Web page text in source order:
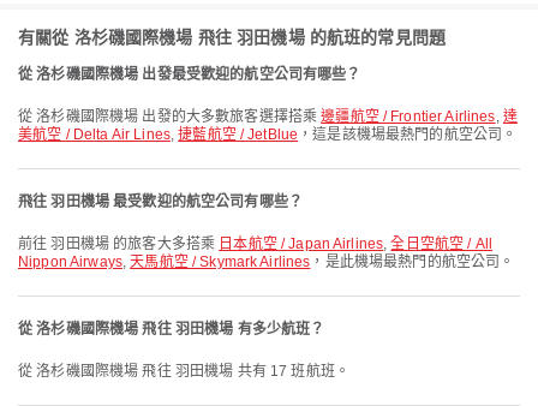
有關從 洛杉磯國際機場 飛往 羽田機場 的航班的常見問題
從 洛杉磯國際機場 出發最受歡迎的航空公司有哪些？
從 洛杉磯國際機場 出發的大多數旅客選擇搭乘邊疆航空 / Frontier Airlines, 達
美航空 / Delta Air Lines,捷藍航空 / JetBlue ，這是該機場最熱門的航空公司。
飛往 羽田機場 最受歡迎的航空公司有哪些？
前往 羽田機場 的旅客大多搭乘 日本航空 / Japan Airlines,全日空航空 / All
Nippon Airways,天馬航空 / Skymark Airlines ，是此機場最熱門的航空公司。
從 洛杉磯國際機場 飛往 羽田機場 有多少航班？
從 洛杉磯國際機場 飛往 羽田機場 共有 17 班航班。